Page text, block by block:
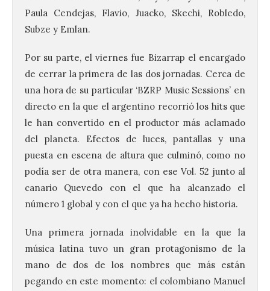
Paula Cendejas, Flavio, Juacko, Skechi, Robledo,
Subze y Emlan.
Por su parte, el viernes fue Bizarrap el encargado
de cerrar la primera de las dos jornadas. Cerca de
una hora de su particular ‘BZRP Music Sessions’ en
directo en la que el argentino recorrió los hits que
le han convertido en el productor más aclamado
del planeta. Efectos de luces, pantallas y una
puesta en escena de altura que culminó, como no
podía ser de otra manera, con ese Vol. 52 junto al
canario Quevedo con el que ha alcanzado el
número 1 global y con el que ya ha hecho historia.
Una primera jornada inolvidable en la que la
música latina tuvo un gran protagonismo de la
mano de dos de los nombres que más están
pegando en este momento: el colombiano Manuel